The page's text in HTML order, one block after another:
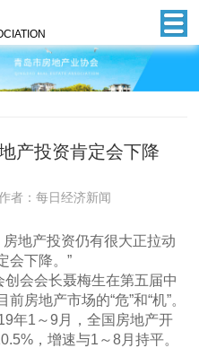
产投资肯定会下降
：每日经济新闻
地产投资仍有很大正拉动
会下降。”
会会长聂梅生在第五届中
房地产市场的“危”和“机”。
1～9月，全国房地产开
，增速与1～8月持平。